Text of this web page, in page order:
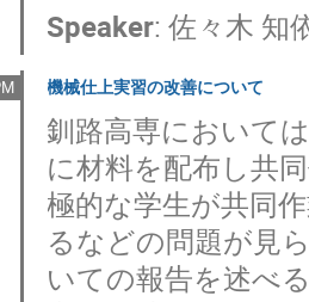
Speaker:佐々木 知
機械仕上実習の改善について
釧路高専において
に材料を配布し共
極的な学生が共同
るなどの問題が見
いての報告を述べ